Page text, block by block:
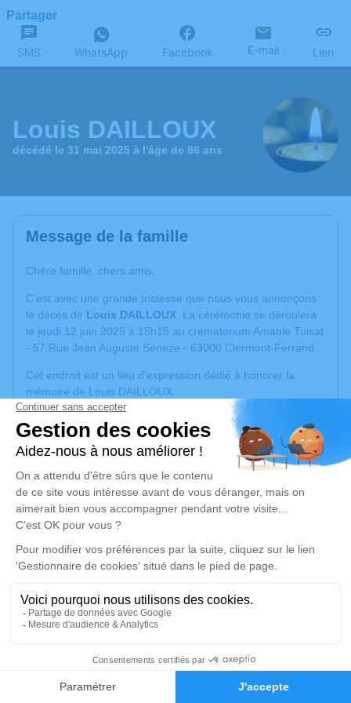
Faire-part Hommages
Partager
SMS WhatsApp Facebook E-mail Lien
Louis DAILLOUX
décédé le 31 mai 2025 à l'âge de 86 ans
Message de la famille
Chère famille, chers amis,
C'est avec une grande tristesse que nous vous annonçons
le décès de Louis DAILLOUX . La cérémonie se déroulera
le jeudi 12 juin 2025 à 15h15 au crématorium Amable Tuisat
- 57 Rue Jean Auguste Seneze - 63000 Clermont-Ferrand.
Cet endroit est un lieu d'expression dédié à honorer la
mémoire de Louis DAILLOUX.
Un service de plantation d’arbre hommage est disponible
ici.
Je rends hommage
Cérémonie civile
jeudi 12 juin 2025 à 15h15
Crématorium Amable Tuisat de Clermont-
57 Rue Jean Auguste Seneze
63000 Clermont-Ferrand
Je rends hommage